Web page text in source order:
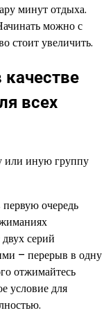
минут отдыха.
можно с
стоит увеличить.
всех
или иную группу
первую очередь
серий
– перерыв в одну
отжимайтесь
условие для